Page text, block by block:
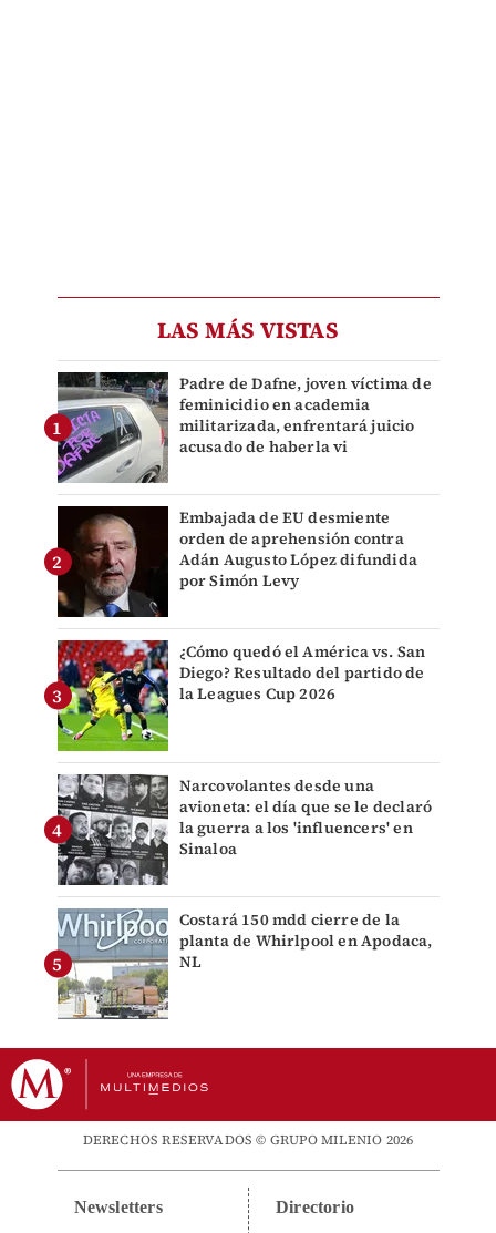
LAS MÁS VISTAS
Padre de Dafne, joven víctima de
feminicidio en academia
militarizada, enfrentará juicio
acusado de haberla vi
Embajada de EU desmiente
orden de aprehensión contra
Adán Augusto López difundida
por Simón Levy
¿Cómo quedó el América vs. San
Diego? Resultado del partido de
la Leagues Cup 2026
Narcovolantes desde una
avioneta: el día que se le declaró
la guerra a los 'influencers' en
Sinaloa
Costará 150 mdd cierre de la
planta de Whirlpool en Apodaca,
NL
DERECHOS RESERVADOS © GRUPO MILENIO 2026
Newsletters Directorio